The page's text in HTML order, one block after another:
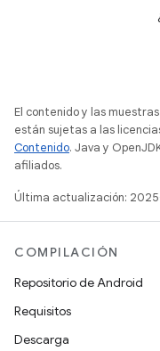
El contenido y las
están sujetas a las
Contenido. Java y
afiliados.
Última actualización:
COMPILACIÓN
Repositorio de Android
Requisitos
Descarga